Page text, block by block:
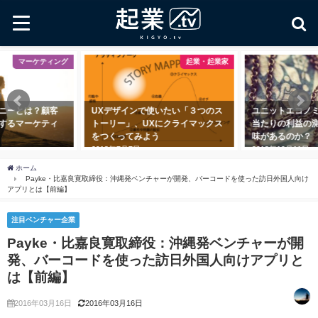
起業・起業家
UXデザインで使いたい「３つのス
トーリー」、UXにクライマックス
をつくってみよう
2018年7月7日
起業・起業
ユニットエコノミクスとは？ 顧客
当たりの利益の測定に一体何の意
味があるのか？
2018年10月11日
ホーム
Payke・比嘉良寛取締役：沖縄発ベンチャーが開発、バーコードを使った訪日外国人向け
アプリとは【前編】
注目ベンチャー企業
Payke・比嘉良寛取締役：沖縄発ベンチャーが開
発、バーコードを使った訪日外国人向けアプリと
は【前編】
2016年03月16日 2016年03月16日